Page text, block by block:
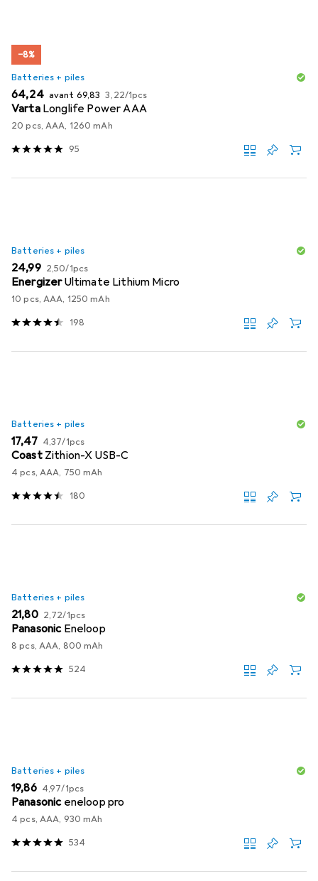
−8%
Batteries + piles
EUR
64,24 avant EUR
69,83 EUR
3,22/1pcs
Varta Longlife Power AAA
20 pcs, AAA, 1260 mAh
95
Batteries + piles
EUR
24,99 EUR
2,50/1pcs
EnergizerUltimate Lithium Micro
10 pcs, AAA, 1250 mAh
198
Batteries + piles
EUR
17,47 EUR
4,37/1pcs
Coast Zithion-X USB-C
4 pcs, AAA, 750 mAh
180
Batteries + piles
EUR
21,80 EUR
2,72/1pcs
Panasonic Eneloop
8 pcs, AAA, 800 mAh
524
Batteries + piles
EUR
19,86 EUR
4,97/1pcs
Panasonic eneloop pro
4 pcs, AAA, 930 mAh
534